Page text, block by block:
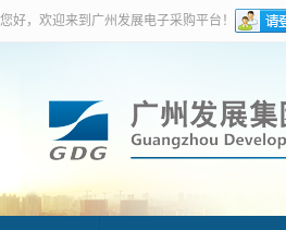
您好，欢迎来到广州发展电子采购平台！